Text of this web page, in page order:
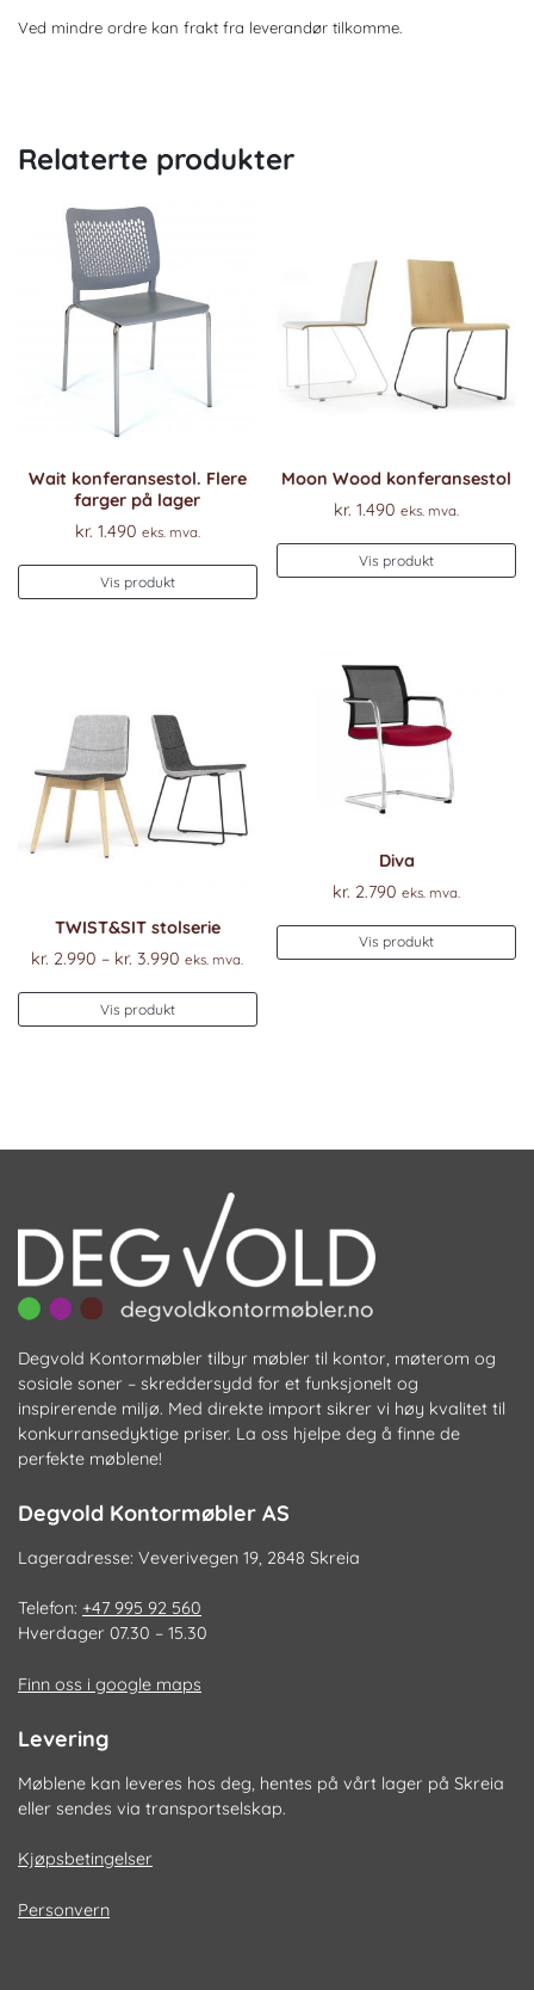
Ved mindre ordre kan frakt fra leverandør tilkomme.
Relaterte produkter
Wait konferansestol. Flere
farger på lager
kr. 1.490 eks. mva.
Vis produkt
Moon Wood konferansestol
kr. 1.490 eks. mva.
Vis produkt
TWIST&SIT stolserie
kr. 2.990 – kr. 3.990 Prisområde:
kr. 3.990
eks. mva.
Vis produkt
Dette
produktet
kan
produktsiden
Diva
kr. 2.790 eks. mva.
Vis produkt
Degvold Kontormøbler tilbyr møbler til kontor, møterom og
sosiale soner – skreddersydd for et funksjonelt og
inspirerende miljø. Med direkte import sikrer vi høy kvalitet til
konkurransedyktige priser. La oss hjelpe deg å finne de
perfekte møblene!
Degvold Kontormøbler AS
Lageradresse: Veverivegen 19, 2848 Skreia
Telefon: +47 995 92 560
Hverdager 07.30 – 15.30
Finn oss i google maps
Levering
Møblene kan leveres hos deg, hentes på vårt lager på Skreia
eller sendes via transportselskap.
Kjøpsbetingelser
Personvern